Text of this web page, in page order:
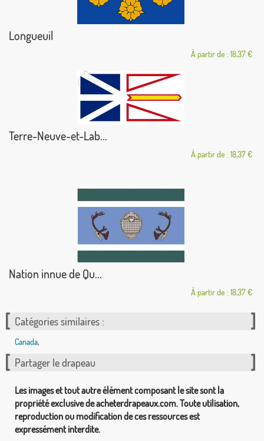
Longueuil
À partir de : 18,37 €
Terre-Neuve-et-Lab...
À partir de : 18,37 €
Nation innue de Qu...
À partir de : 18,37 €
Catégories similaires :
Canada,
Partager le drapeau
Les images et tout autre élément composant le site sont la
propriété exclusive de acheterdrapeaux.com. Toute utilisation,
reproduction ou modification de ces ressources est
expressément interdite.